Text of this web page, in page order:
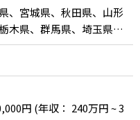
、宮城県、秋田県、山形
木県、群馬県、埼玉県、
県、新潟県、富山県、石
長野県、岐阜県、静岡
賀県、京都府、大阪府、
県、鳥取県、島根県、岡
徳島県、香川県、愛媛
円 (年収： 240万円 ~ 3